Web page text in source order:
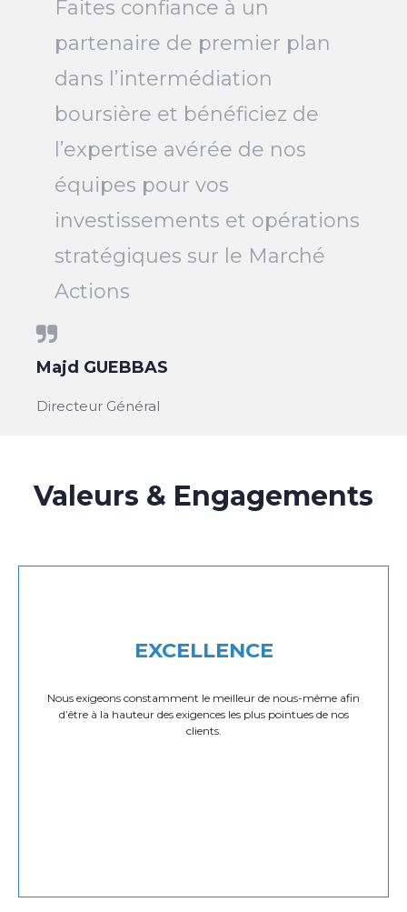
Faites confiance à un
partenaire de premier plan
dans l’intermédiation
boursière et bénéficiez de
l’expertise avérée de nos
équipes pour vos
investissements et opérations
stratégiques sur le Marché
Actions
Majd GUEBBAS
Directeur Général
Valeurs & Engagements
EXCELLENCE
Nous exigeons constamment le meilleur de nous-même afin
d’être à la hauteur des exigences les plus pointues de nos
clients.